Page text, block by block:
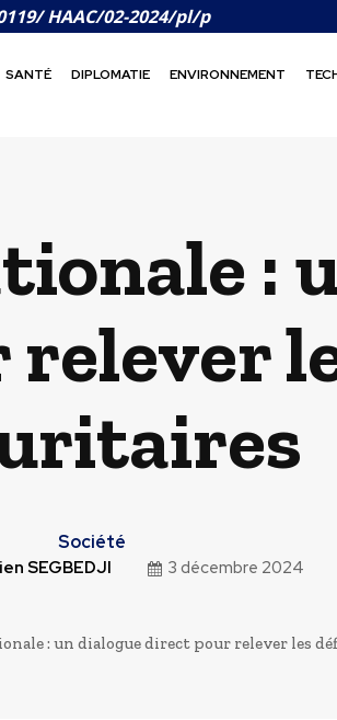
HAAC/02-2024/pl/p
SANTÉ DIPLOMATIE ENVIRONNEMENT
:
Société
SEGBEDJI 3 décembre 2024
: un dialogue direct pour relever les